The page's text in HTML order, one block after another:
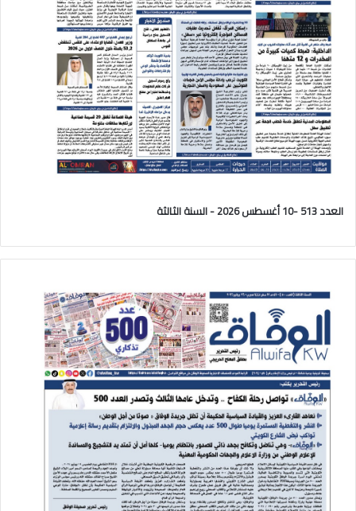
العدد 513 -10 أغسطس 2026 - السنة الثالثة